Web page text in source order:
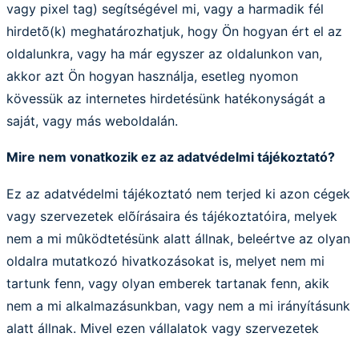
vagy pixel tag) segítségével mi, vagy a harmadik fél
hirdetõ(k) meghatározhatjuk, hogy Ön hogyan ért el az
oldalunkra, vagy ha már egyszer az oldalunkon van,
akkor azt Ön hogyan használja, esetleg nyomon
kövessük az internetes hirdetésünk hatékonyságát a
saját, vagy más weboldalán.
Mire nem vonatkozik ez az adatvédelmi tájékoztató?
Ez az adatvédelmi tájékoztató nem terjed ki azon cégek
vagy szervezetek elõírásaira és tájékoztatóira, melyek
nem a mi mûködtetésünk alatt állnak, beleértve az olyan
oldalra mutatkozó hivatkozásokat is, melyet nem mi
tartunk fenn, vagy olyan emberek tartanak fenn, akik
nem a mi alkalmazásunkban, vagy nem a mi irányításunk
alatt állnak. Mivel ezen vállalatok vagy szervezetek